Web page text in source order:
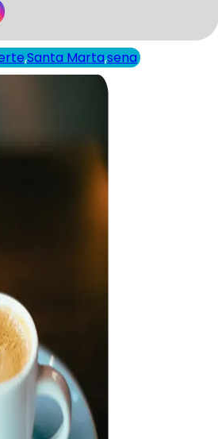
,Santa Marta,sena